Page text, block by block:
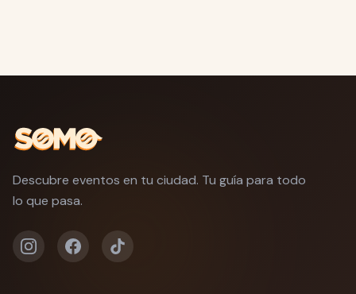
Descubre eventos en tu ciudad. Tu guía para todo
lo que pasa.